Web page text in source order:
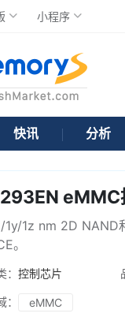
小程序
快讯 分析
eMMC
1y/1z nm 2D
。
控制芯片
eMMC